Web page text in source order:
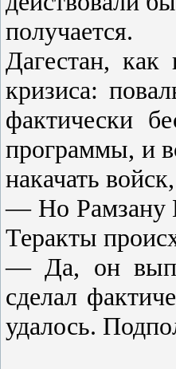
получается.
Дагестан,
кризиса:
фактически
программы, и
накачать
— Но Рамзану
Теракты
— Да, он
сделал
удалось.